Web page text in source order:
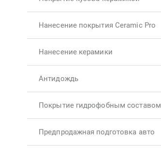
Нанесение покрытия Ceramic Pro
Нанесение керамики
Антидождь
Покрытие гидрофобным составом
Предпродажная подготовка авто